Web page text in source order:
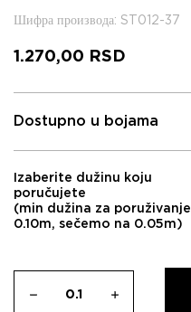
Шифра производа: ST012-37
1.270,00 RSD
Dostupno u bojama
Izaberite dužinu koju
poručujete
(min dužina za poruživanje
0.10m, sečemo na 0.05m)